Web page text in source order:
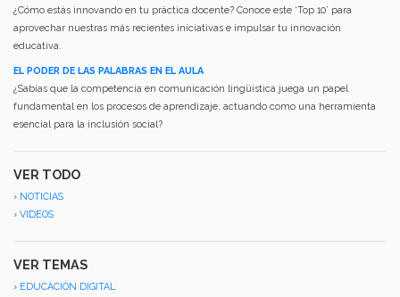
¿Cómo estás innovando en tu práctica docente? Conoce este ‘Top 10’ para
aprovechar nuestras más recientes iniciativas e impulsar tu innovación
educativa.
EL PODER DE LAS PALABRAS EN EL AULA
¿Sabías que la competencia en comunicación lingüística juega un papel
fundamental en los procesos de aprendizaje, actuando como una herramienta
esencial para la inclusión social?
VER TODO
› NOTICIAS
› VIDEOS
VER TEMAS
› EDUCACIÓN DIGITAL